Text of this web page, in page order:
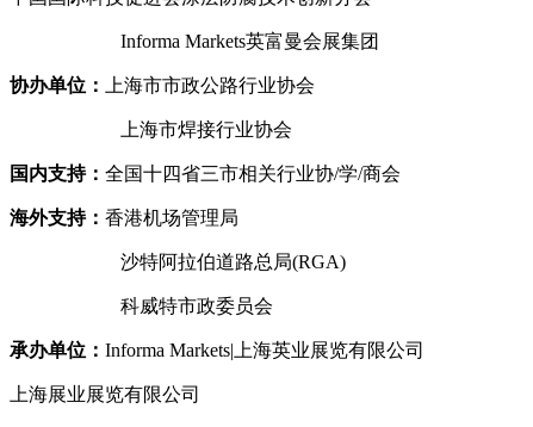
Informa Markets英富曼会展集团
协办单位： 上海市市政公路行业协会
上海市焊接行业协会
国内支持： 全国十四省三市相关行业协/学/商会
海外支持： 香港机场管理局
沙特阿拉伯道路总局(RGA)
科威特市政委员会
承办单位 ： Informa Markets|上海英业展览有限公司
上海展业展览有限公司